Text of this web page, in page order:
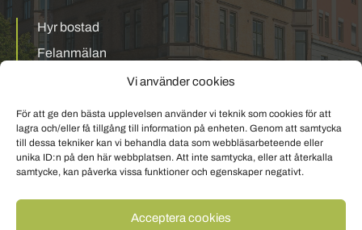
Vi använder cookies
För att ge den bästa upplevelsen använder vi teknik som cookies för att
lagra och/eller få tillgång till information på enheten. Genom att samtycka
till dessa tekniker kan vi behandla data som webbläsarbeteende eller
unika ID:n på den här webbplatsen. Att inte samtycka, eller att återkalla
samtycke, kan påverka vissa funktioner och egenskaper negativt.
Acceptera cookies
Hyr bostad
Felanmälan
Personuppgiftspolicy Om cookies